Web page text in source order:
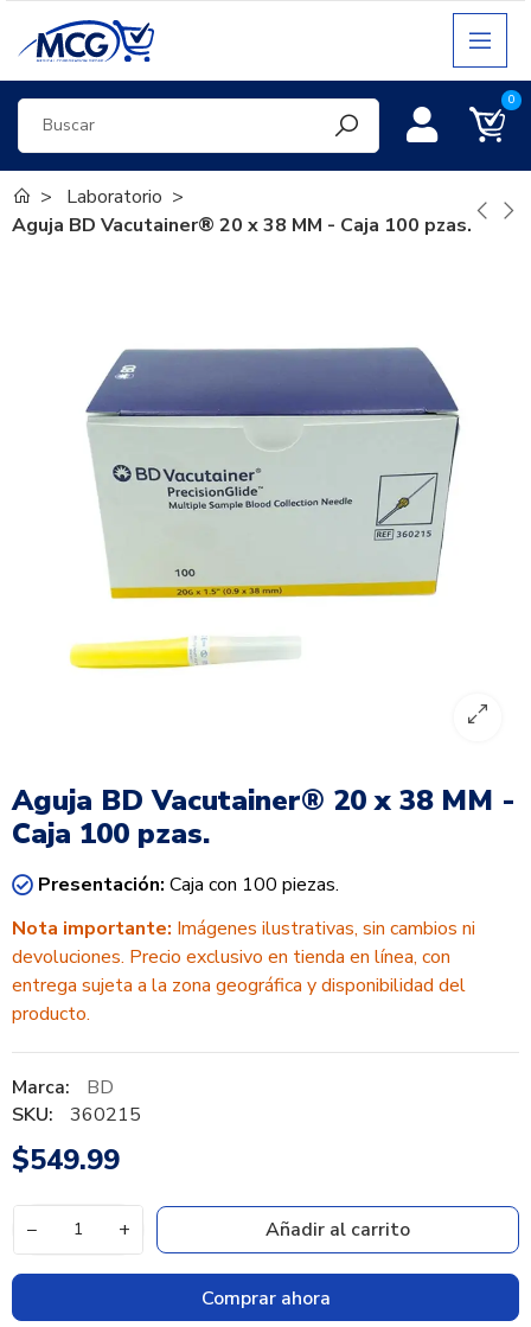
0
Laboratorio
Aguja BD Vacutainer® 20 x 38 MM - Caja 100 pzas.
Aguja BD Vacutainer® 20 x 38 MM -
Caja 100 pzas.
Presentación: Caja con 100 piezas.
Nota importante: Imágenes ilustrativas, sin cambios ni
devoluciones. Precio exclusivo en tienda en línea, con
entrega sujeta a la zona geográfica y disponibilidad del
producto.
Marca:
BD
SKU:
360215
$549.99
− + Añadir al carrito
Comprar ahora